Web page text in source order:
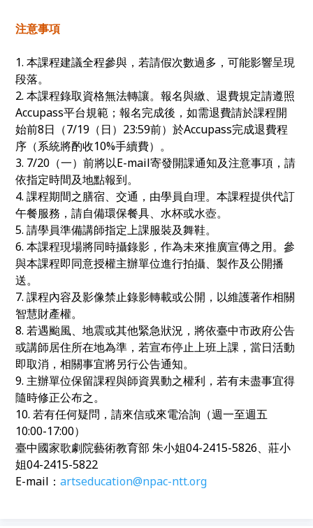
注意事項
1. 本課程建議全程參與，若請假次數過多，可能影響呈現
段落。
2. 本課程錄取資格無法轉讓。報名與繳、退費規定請遵照
Accupass平台規範；報名完成後，如需退費請於課程開
始前8日（7/19（日）23:59前）於Accupass完成退費程
序（系統將酌收10%手續費）。
3. 7/20（一）前將以E-mail寄發開課通知及注意事項，請
依指定時間及地點報到。
4. 課程期間之膳宿、交通，由學員自理。本課程提供代訂
午餐服務，請自備環保餐具、水杯或水壺。
5. 請學員準備講師指定上課服裝及舞鞋。
6. 本課程現場將同時攝錄影，作為未來推廣宣傳之用。參
與本課程即同意授權主辦單位進行拍攝、製作及公開播
送。
7. 課程內容及影像禁止錄影轉載或公開，以維護著作相關
智慧財產權。
8. 若遇颱風、地震或其他緊急狀況，將依臺中市政府公告
或講師居住所在地為準，若宣布停止上班上課，當日活動
即取消，相關事宜將另行公告通知。
9. 主辦單位保留課程與師資異動之權利，若有未盡事宜得
隨時修正公布之。
10. 若有任何疑問，請來信或來電洽詢（週一至週五
10:00-17:00）
臺中國家歌劇院藝術教育部 朱小姐04-2415-5826、莊小
姐04-2415-5822
E-mail：artseducation@npac-ntt.org